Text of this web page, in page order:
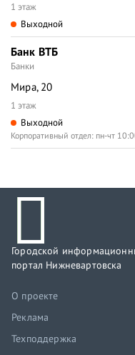
1 этаж
Выходной
Банк ВТБ
Банки
Мира, 20
1 этаж
Выходной
Корпоративный отдел: пн-чт
Городской
портал Нижневартовска
О проекте
Реклама
Техподдержка